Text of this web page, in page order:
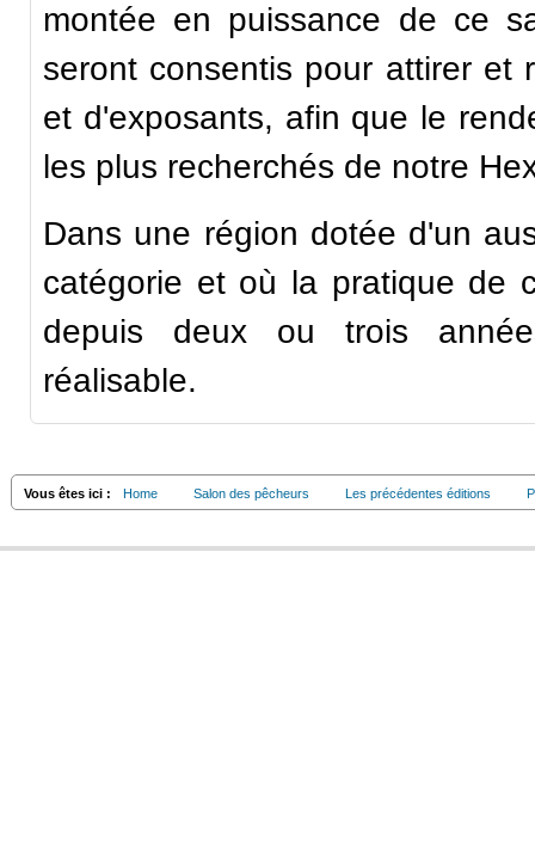
montée en puissance de ce
seront consentis pour attirer et
et d'exposants, afin que le
les plus recherchés de notre
Dans une région dotée d'un
catégorie et où la pratique de
depuis deux ou trois
réalisable.
Vous êtes ici : Home Salon des pêcheurs Les précédentes éditions